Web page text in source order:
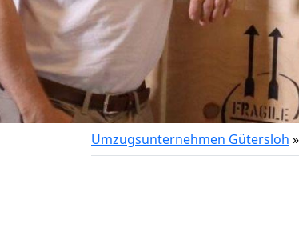
Umzugsunternehmen Gütersloh »